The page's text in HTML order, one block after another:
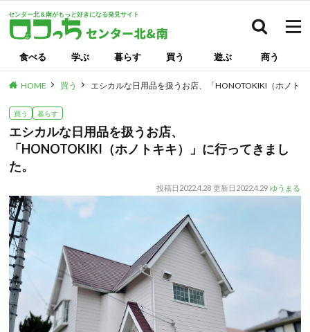
センター北＆南がもっと好きになる発見サイト
食べる 学ぶ 暮らす 買う 遊ぶ 商う
HOME 買う エシカルな日用品を扱うお店、「HONOTOKIKI（ホノト
買う 暮らす
エシカルな日用品を扱うお店、
「HONOTOKIKI（ホノトキキ）」に行ってきまし
た。
投稿日 2022.4.28 更新日 2022.4.29 ゆうまる